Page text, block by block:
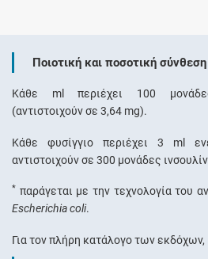
Ποιοτική και ποσοτική σύνθεση
Κάθε ml περιέχει 100
(αντιστοιχούν σε 3,64 mg).
Κάθε φυσίγγιο περιέχει 3 ml
αντιστοιχούν σε 300 μονάδες
* παράγεται με την τεχνολογία του
Escherichia coli.
Για τον πλήρη κατάλογο των